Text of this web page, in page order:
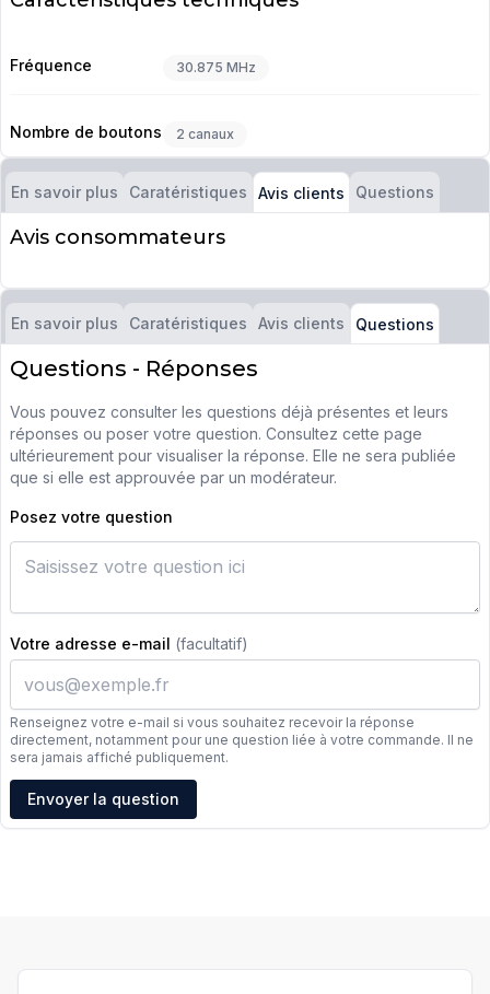
Fréquence 30.875 MHz
Nombre de boutons 2 canaux
En savoir plus Caratéristiques Avis clients Questions
Avis consommateurs
En savoir plus Caratéristiques Avis clients Questions
Questions - Réponses
Vous pouvez consulter les questions déjà présentes et leurs
réponses ou poser votre question. Consultez cette page
ultérieurement pour visualiser la réponse. Elle ne sera publiée
que si elle est approuvée par un modérateur.
Posez votre question
Votre adresse e-mail (facultatif)
Renseignez votre e-mail si vous souhaitez recevoir la réponse
directement, notamment pour une question liée à votre commande. Il ne
sera jamais affiché publiquement.
Adresse e-mail
Envoyer la question